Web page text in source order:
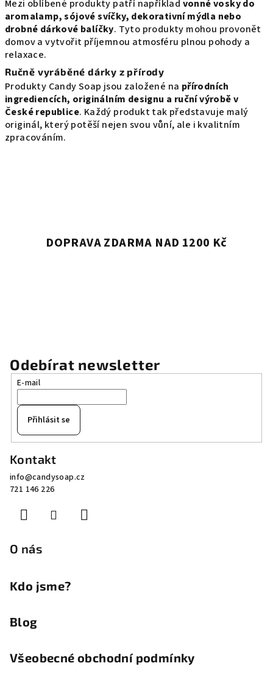
v
ý
p
s
u
Mezi oblíbené produkty patří například vonné vosky do
aromalamp, sójové svíčky, dekorativní mýdla nebo
drobné dárkové balíčky. Tyto produkty mohou provonět
domov a vytvořit příjemnou atmosféru plnou pohody a
relaxace.
Ručně vyráběné dárky z přírody
Produkty Candy Soap jsou založené na přírodních
ingrediencích, originálním designu a ruční výrobě v
České republice. Každý produkt tak představuje malý
originál, který potěší nejen svou vůní, ale i kvalitním
zpracováním.
DOPRAVA ZDARMA NAD 1200 Kč
Odebírat newsletter
E-mail
Přihlásit se
Kontakt
info@candysoap.cz
721 146 226
O nás
Kdo jsme?
Blog
Všeobecné obchodní podmínky